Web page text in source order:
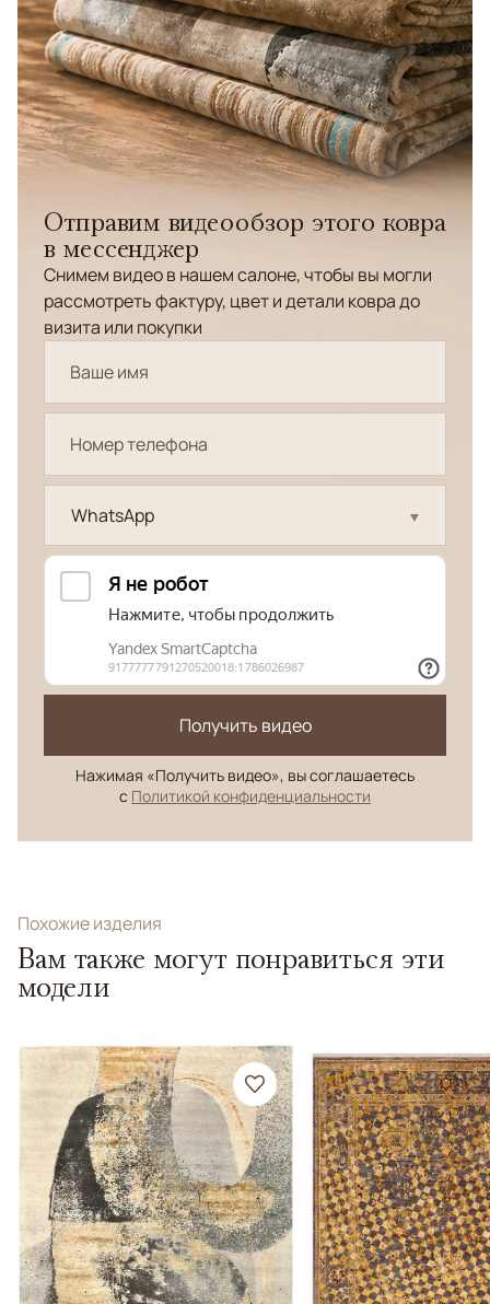
Отправим видеообзор этого ковра
в мессенджер
Снимем видео в нашем салоне, чтобы вы могли
рассмотреть фактуру, цвет и детали ковра до
визита или покупки
WhatsApp
Получить видео
Нажимая «Получить видео», вы соглашаетесь
с Политикой конфиденциальности
Похожие изделия
Вам также могут понравиться эти
модели